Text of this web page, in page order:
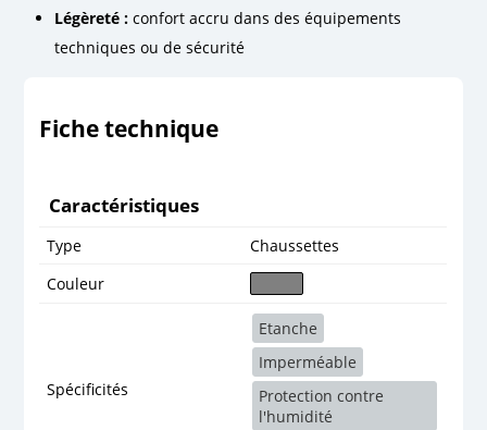
Légèreté : confort accru dans des équipements
techniques ou de sécurité
Fiche technique
Caractéristiques
Type
Chaussettes
Couleur
Spécificités
Etanche
Imperméable
Protection contre
l'humidité